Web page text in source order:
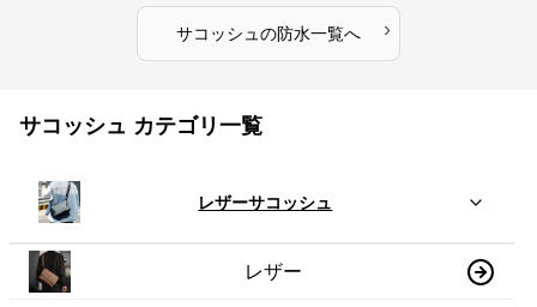
サコッシュの防水一覧へ ›
サコッシュ カテゴリ一覧
レザーサコッシュ
レザー